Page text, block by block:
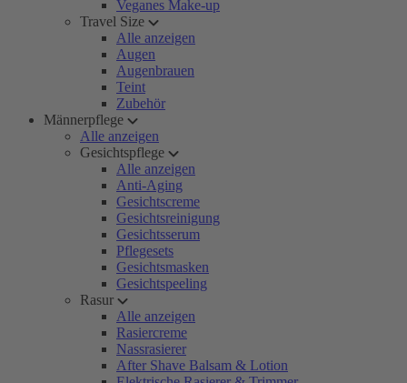
Veganes Make-up
Travel Size
Alle anzeigen
Augen
Augenbrauen
Teint
Zubehör
Männerpflege
Alle anzeigen
Gesichtspflege
Alle anzeigen
Anti-Aging
Gesichtscreme
Gesichtsreinigung
Gesichtsserum
Pflegesets
Gesichtsmasken
Gesichtspeeling
Rasur
Alle anzeigen
Rasiercreme
Nassrasierer
After Shave Balsam & Lotion